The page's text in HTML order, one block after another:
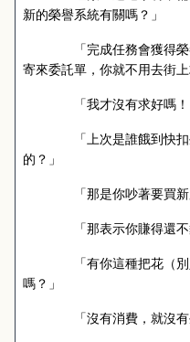
新的榮譽系統有關嗎？」
「完成任務會獲得榮
寄來委託單，你就不用去街
「我才沒有求好嗎！
「上次是誰餓到快扣
的？」
「那是你吵著要買新
「那表示你賺得還不
「有你這種把花（別
嗎？」
「沒有消費，就沒有